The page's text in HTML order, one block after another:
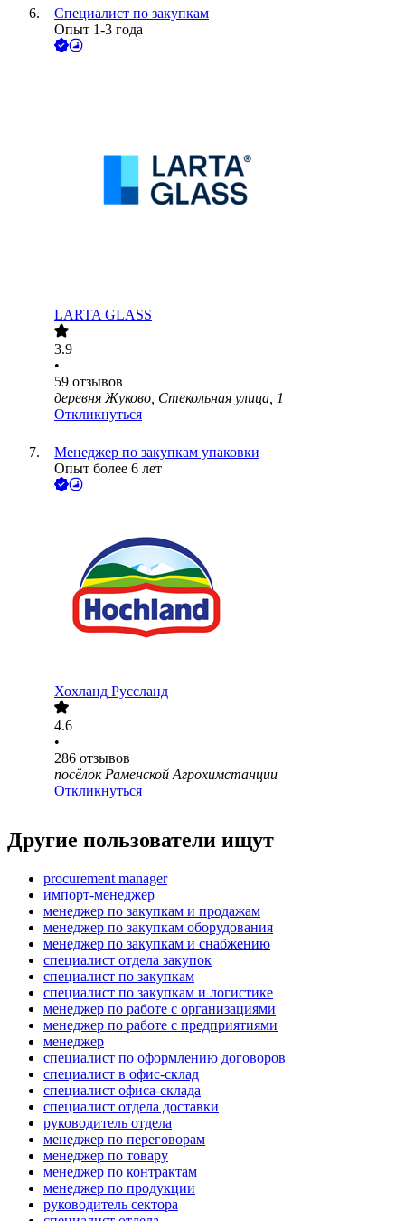
Специалист по закупкам
Опыт 1-3 года
LARTA GLASS
3.9
•
59 отзывов
деревня Жуково, Стекольная улица, 1
Откликнуться
Менеджер по закупкам упаковки
Опыт более 6 лет
Хохланд Руссланд
4.6
•
286 отзывов
посёлок Раменской Агрохимстанции
Откликнуться
Другие пользователи ищут
procurement manager
импорт-менеджер
менеджер по закупкам и продажам
менеджер по закупкам оборудования
менеджер по закупкам и снабжению
специалист отдела закупок
специалист по закупкам
специалист по закупкам и логистике
менеджер по работе с организациями
менеджер по работе с предприятиями
менеджер
специалист по оформлению договоров
специалист в офис-склад
специалист офиса-склада
специалист отдела доставки
руководитель отдела
менеджер по переговорам
менеджер по товару
менеджер по контрактам
менеджер по продукции
руководитель сектора